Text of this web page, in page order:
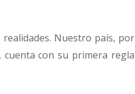
Nuestro país, por
con su primera regla